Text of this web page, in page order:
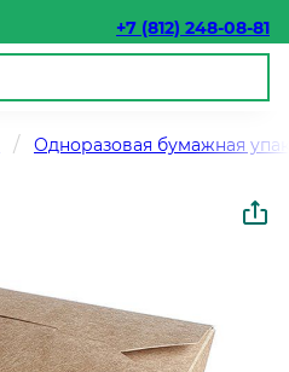
+7 (812) 248-08-81
Одноразовая бумажная